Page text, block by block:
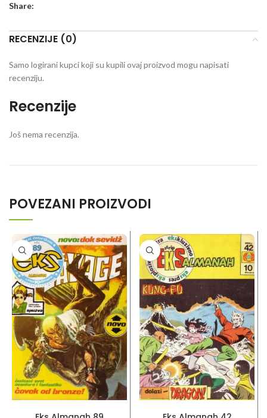
Share:
RECENZIJE (0)
Recenzije
Još nema recenzija.
Samo logirani kupci koji su kupili ovaj proizvod mogu napisati
recenziju.
POVEZANI PROIZVODI